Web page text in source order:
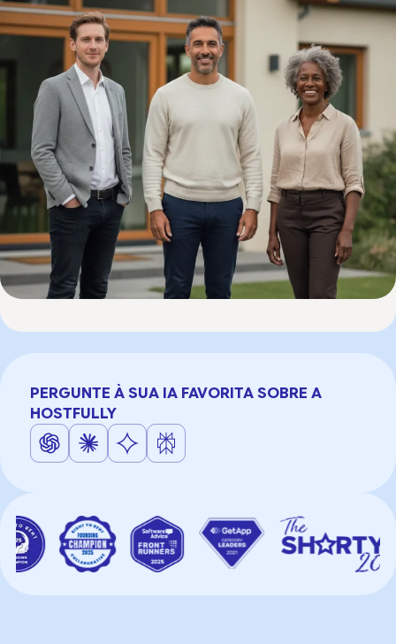
PERGUNTE À SUA IA FAVORITA SOBRE A
HOSTFULLY